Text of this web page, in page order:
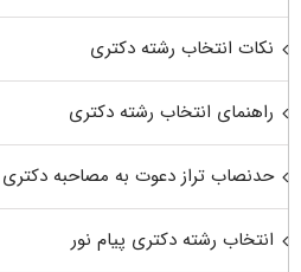
نکات انتخاب رشته دکتری
راهنمای انتخاب رشته دکتری
حدنصاب تراز دعوت به مصاحبه دکتری
انتخاب رشته دکتری پیام نور